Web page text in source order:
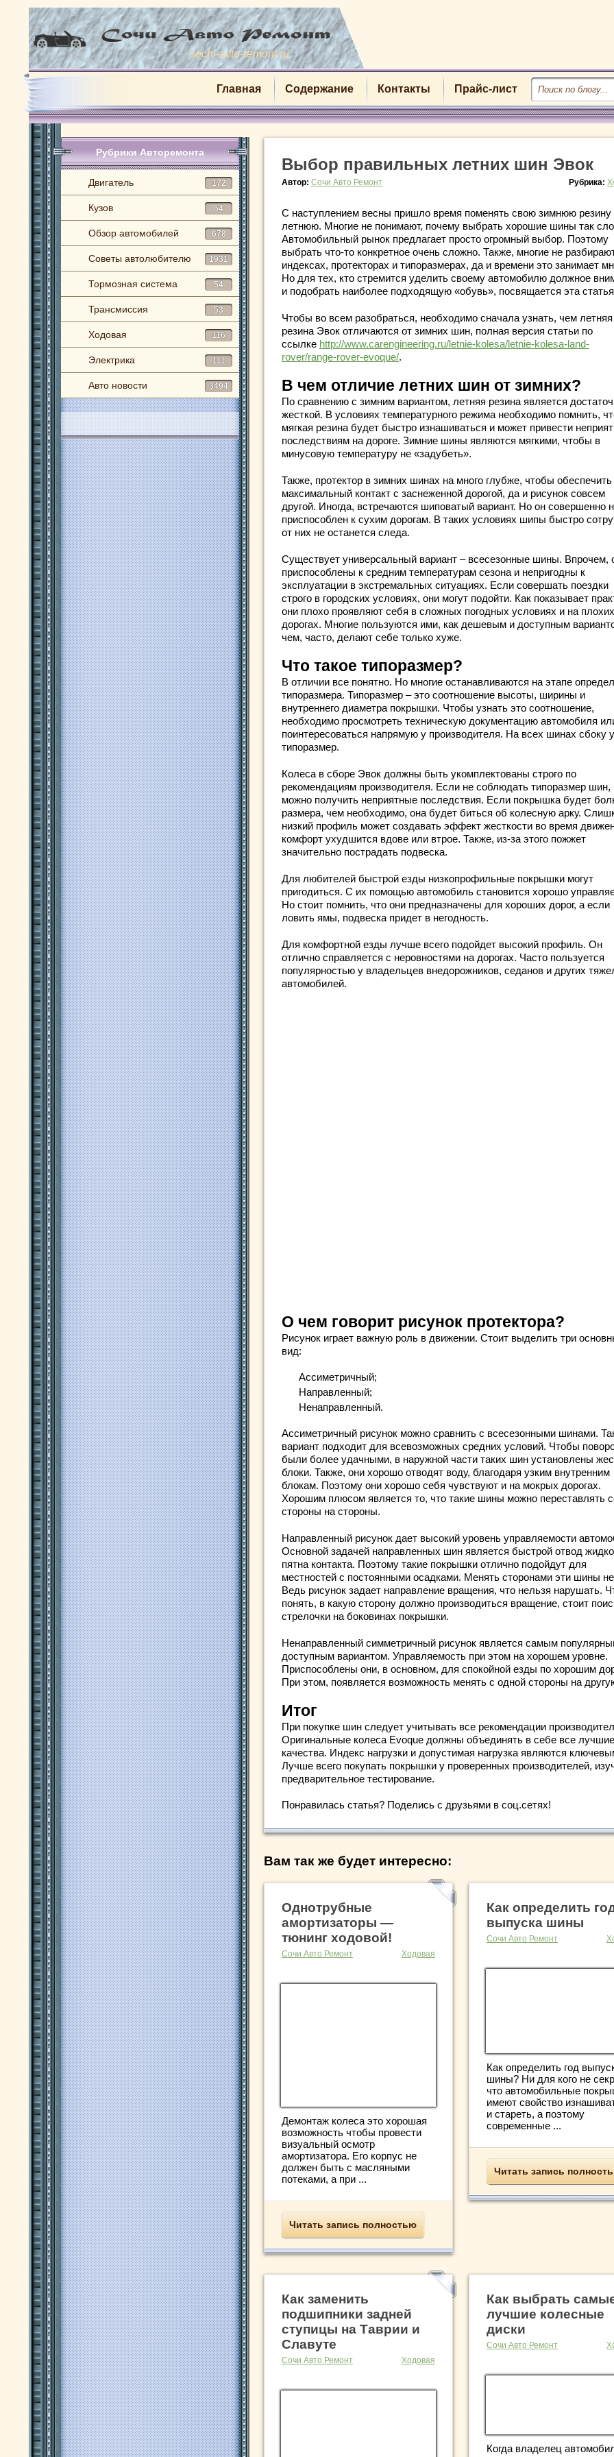
sochi-avto-remont.ru
Главная Содержание Контакты Прайс-лист
Рубрики Авторемонта
Двигатель 172
Кузов 64
Обзор автомобилей 678
Советы автолюбителю 1931
Тормозная система 54
Трансмиссия 53
Ходовая 116
Электрика 111
Авто новости 3494
Выбор правильных летних шин Эвок
Автор: Сочи Авто Ремонт Рубрика:
С наступлением весны пришло время поменять свою зимнюю резину
летнюю. Многие не понимают, почему выбрать хорошие шины так
Автомобильный рынок предлагает просто огромный выбор. Поэтому
выбрать что-то конкретное очень сложно. Также, многие не
индексах, протекторах и типоразмерах, да и времени это занимает
Но для тех, кто стремится уделить своему автомобилю должное
и подобрать наиболее подходящую «обувь», посвящается эта
Чтобы во всем разобраться, необходимо сначала узнать, чем летняя
резина Эвок отличаются от зимних шин, полная версия статьи по
ссылке http://www.carengineering.ru/letnie-kolesa/letnie-kolesa-land-
rover/range-rover-evoque/.
В чем отличие летних шин от зимних?
По сравнению с зимним вариантом, летняя резина является
жесткой. В условиях температурного режима необходимо помнить,
мягкая резина будет быстро изнашиваться и может привести
последствиям на дороге. Зимние шины являются мягкими, чтобы в
минусовую температуру не «задубеть».
Также, протектор в зимних шинах на много глубже, чтобы обеспечить
максимальный контакт с заснеженной дорогой, да и рисунок совсем
другой. Иногда, встречаются шиповатый вариант. Но он совершенно
приспособлен к сухим дорогам. В таких условиях шипы быстро
от них не останется следа.
Существует универсальный вариант – всесезонные шины. Впрочем,
приспособлены к средним температурам сезона и непригодны к
эксплуатации в экстремальных ситуациях. Если совершать поездки
строго в городских условиях, они могут подойти. Как показывает
они плохо проявляют себя в сложных погодных условиях и на плохих
дорогах. Многие пользуются ими, как дешевым и доступным
чем, часто, делают себе только хуже.
Что такое типоразмер?
В отличии все понятно. Но многие останавливаются на этапе
типоразмера. Типоразмер – это соотношение высоты, ширины и
внутреннего диаметра покрышки. Чтобы узнать это соотношение,
необходимо просмотреть техническую документацию автомобиля
поинтересоваться напрямую у производителя. На всех шинах сбоку
типоразмер.
Колеса в сборе Эвок должны быть укомплектованы строго по
рекомендациям производителя. Если не соблюдать типоразмер шин,
можно получить неприятные последствия. Если покрышка будет
размера, чем необходимо, она будет биться об колесную арку.
низкий профиль может создавать эффект жесткости во время
комфорт ухудшится вдове или втрое. Также, из-за этого пожжет
значительно пострадать подвеска.
Для любителей быстрой езды низкопрофильные покрышки могут
пригодиться. С их помощью автомобиль становится хорошо
Но стоит помнить, что они предназначены для хороших дорог, а если
ловить ямы, подвеска придет в негодность.
Для комфортной езды лучше всего подойдет высокий профиль. Он
отлично справляется с неровностями на дорогах. Часто пользуется
популярностью у владельцев внедорожников, седанов и других
автомобилей.
О чем говорит рисунок протектора?
Рисунок играет важную роль в движении. Стоит выделить три
вид:
Ассиметричный;
Направленный;
Ненаправленный.
Ассиметричный рисунок можно сравнить с всесезонными шинами.
вариант подходит для всевозможных средних условий. Чтобы
были более удачными, в наружной части таких шин установлены
блоки. Также, они хорошо отводят воду, благодаря узким внутренним
блокам. Поэтому они хорошо себя чувствуют и на мокрых дорогах.
Хорошим плюсом является то, что такие шины можно переставлять
стороны на стороны.
Направленный рисунок дает высокий уровень управляемости
Основной задачей направленных шин является быстрой отвод
пятна контакта. Поэтому такие покрышки отлично подойдут для
местностей с постоянными осадками. Менять сторонами эти шины
Ведь рисунок задает направление вращения, что нельзя нарушать.
понять, в какую сторону должно производиться вращение, стоит
стрелочки на боковинах покрышки.
Ненаправленный симметричный рисунок является самым
доступным вариантом. Управляемость при этом на хорошем уровне.
Приспособлены они, в основном, для спокойной езды по хорошим
При этом, появляется возможность менять с одной стороны на
Итог
При покупке шин следует учитывать все рекомендации
Оригинальные колеса Evoque должны объединять в себе все лучшие
качества. Индекс нагрузки и допустимая нагрузка являются
Лучше всего покупать покрышки у проверенных производителей,
предварительное тестирование.
Понравилась статья? Поделись с друзьями в соц.сетях!
Вам так же будет интересно:
Однотрубные
амортизаторы —
тюнинг ходовой!
Сочи Авто Ремонт Ходовая
Демонтаж колеса это хорошая
возможность чтобы провести
визуальный осмотр
амортизатора. Его корпус не
должен быть с масляными
потеками, а при ...
Читать запись полностью
Как определить
выпуска шины
Сочи Авто Ремонт
Как определить год
шины? Ни для кого не
что автомобильные
имеют свойство
и стареть, а поэтому
современные ...
Читать запись
Как заменить
подшипники задней
ступицы на Таврии и
Славуте
Сочи Авто Ремонт Ходовая
Как выбрать
лучшие колесные
диски
Сочи Авто Ремонт
Когда владелец